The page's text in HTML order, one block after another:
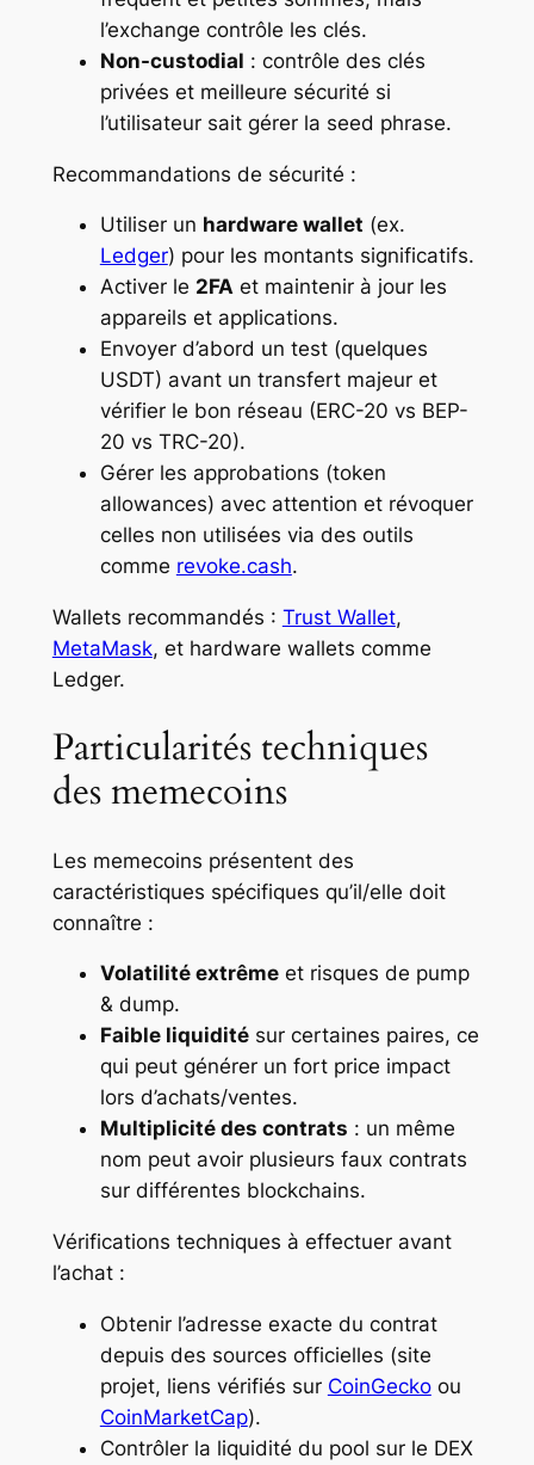
l’exchange contrôle les clés.
Non-custodial : contrôle des clés
privées et meilleure sécurité si
l’utilisateur sait gérer la seed phrase.
Recommandations de sécurité :
Utiliser un hardware wallet (ex.
Ledger) pour les montants significatifs.
Activer le 2FAet maintenir à jour les
appareils et applications.
Envoyer d’abord un test (quelques
USDT) avant un transfert majeur et
vérifier le bon réseau (ERC-20 vs BEP-
20 vs TRC-20).
Gérer les approbations (token
allowances) avec attention et révoquer
celles non utilisées via des outils
comme revoke.cash.
Wallets recommandés : Trust Wallet,
MetaMask, et hardware wallets comme
Ledger.
Particularités techniques
des memecoins
Les memecoins présentent des
caractéristiques spécifiques qu’il/elle doit
connaître :
Volatilité extrêmeet risques de pump
& dump.
Faible liquiditésur certaines paires, ce
qui peut générer un fort price impact
lors d’achats/ventes.
Multiplicité des contrats : un même
nom peut avoir plusieurs faux contrats
sur différentes blockchains.
Vérifications techniques à effectuer avant
l’achat :
Obtenir l’adresse exacte du contrat
depuis des sources officielles (site
projet, liens vérifiés sur CoinGeckoou
CoinMarketCap).
Contrôler la liquidité du pool sur le DEX